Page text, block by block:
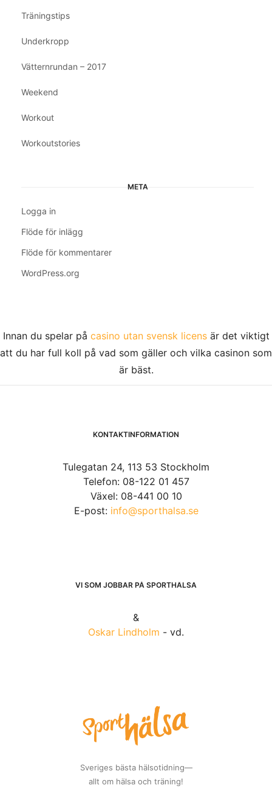
Träningstips
Underkropp
Vätternrundan – 2017
Weekend
Workout
Workoutstories
META
Logga in
Flöde för inlägg
Flöde för kommentarer
WordPress.org
Innan du spelar på casino utan svensk licensär det viktigt
att du har full koll på vad som gäller och vilka casinon som
är bäst.
KONTAKTINFORMATION
Tulegatan 24, 113 53 Stockholm
Telefon: 08-122 01 457
Växel: 08-441 00 10
E-post: info@sporthalsa.se
VI SOM JOBBAR PÅ SPORTHÄLSA
&
Oskar Lindholm - vd.
Sveriges bästa hälsotidning—
allt om hälsa och träning!